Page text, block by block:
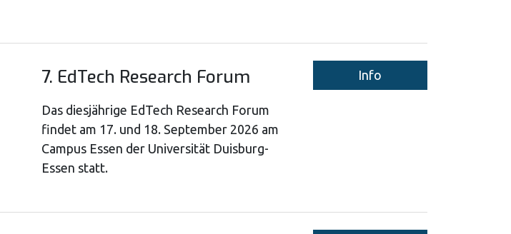
7. EdTech Research Forum
Das diesjährige EdTech Research Forum
findet am 17. und 18. September 2026 am
Campus Essen der Universität Duisburg-
Essen statt.
Info